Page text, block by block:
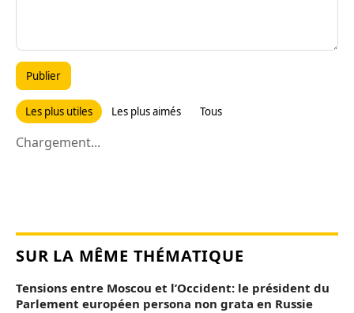
Publier
Les plus utiles Les plus aimés Tous
Chargement...
SUR LA MÊME THÉMATIQUE
Tensions entre Moscou et l’Occident: le président du
Parlement européen persona non grata en Russie